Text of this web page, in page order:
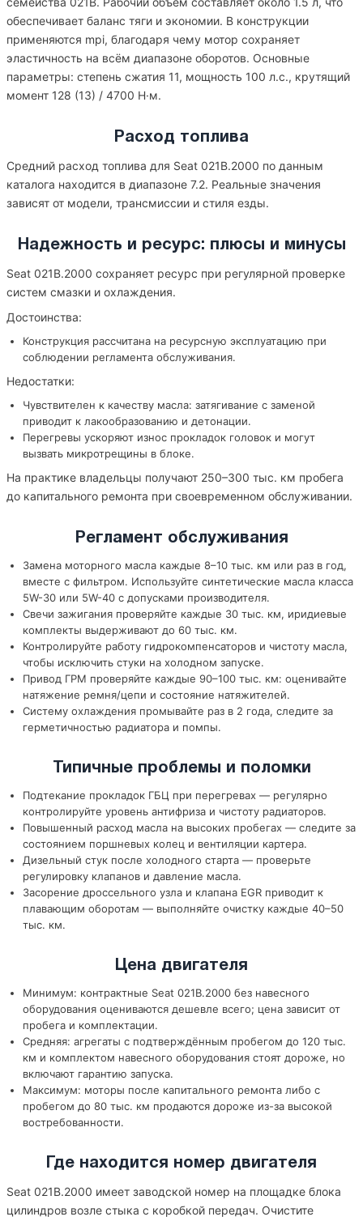
обеспечивает баланс тяги и экономии. В конструкции
применяются mpi, благодаря чему мотор сохраняет
эластичность на всём диапазоне оборотов. Основные
параметры: степень сжатия 11, мощность 100 л.с., крутящий
момент 128 (13) / 4700 Н·м.
Расход топлива
Средний расход топлива для Seat 021B.2000 по данным
каталога находится в диапазоне 7.2. Реальные значения
зависят от модели, трансмиссии и стиля езды.
Надежность и ресурс: плюсы и минусы
Seat 021B.2000 сохраняет ресурс при регулярной проверке
систем смазки и охлаждения.
Достоинства:
Конструкция рассчитана на ресурсную эксплуатацию при
соблюдении регламента обслуживания.
Недостатки:
Чувствителен к качеству масла: затягивание с заменой
приводит к лакообразованию и детонации.
Перегревы ускоряют износ прокладок головок и могут
вызвать микротрещины в блоке.
На практике владельцы получают 250–300 тыс. км пробега
до капитального ремонта при своевременном обслуживании.
Регламент обслуживания
Замена моторного масла каждые 8–10 тыс. км или раз в год,
вместе с фильтром. Используйте синтетические масла класса
5W-30 или 5W-40 с допусками производителя.
Свечи зажигания проверяйте каждые 30 тыс. км, иридиевые
комплекты выдерживают до 60 тыс. км.
Контролируйте работу гидрокомпенсаторов и чистоту масла,
чтобы исключить стуки на холодном запуске.
Привод ГРМ проверяйте каждые 90–100 тыс. км: оценивайте
натяжение ремня/цепи и состояние натяжителей.
Систему охлаждения промывайте раз в 2 года, следите за
герметичностью радиатора и помпы.
Типичные проблемы и поломки
Подтекание прокладок ГБЦ при перегревах — регулярно
контролируйте уровень антифриза и чистоту радиаторов.
Повышенный расход масла на высоких пробегах — следите за
состоянием поршневых колец и вентиляции картера.
Дизельный стук после холодного старта — проверьте
регулировку клапанов и давление масла.
Засорение дроссельного узла и клапана EGR приводит к
плавающим оборотам — выполняйте очистку каждые 40–50
тыс. км.
Цена двигателя
Минимум: контрактные Seat 021B.2000 без навесного
оборудования оцениваются дешевле всего; цена зависит от
пробега и комплектации.
Средняя: агрегаты с подтверждённым пробегом до 120 тыс.
км и комплектом навесного оборудования стоят дороже, но
включают гарантию запуска.
Максимум: моторы после капитального ремонта либо с
пробегом до 80 тыс. км продаются дороже из-за высокой
востребованности.
Где находится номер двигателя
Seat 021B.2000 имеет заводской номер на площадке блока
цилиндров возле стыка с коробкой передач. Очистите